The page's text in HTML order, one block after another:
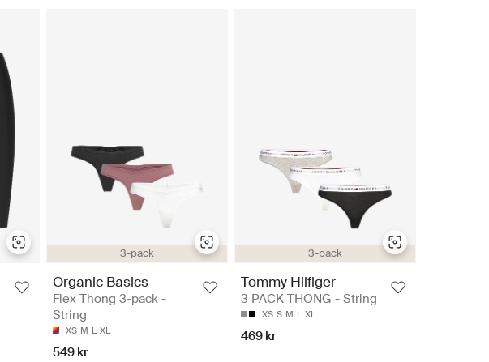
3-pack
Organic Basics
Flex Thong 3-pack -
String
XS M L XL
549 kr
3-pack
Tommy Hilfiger
3 PACK THONG - String
XS S M L XL
469 kr